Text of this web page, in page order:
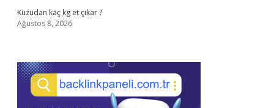
Kuzudan kaç kg et çıkar ?
Ağustos 8, 2026